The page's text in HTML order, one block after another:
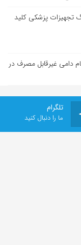
تجهیزات پزشکی کلید
خام دامی غیرقابل مصرف در
تلگرام
ما را دنبال کنید